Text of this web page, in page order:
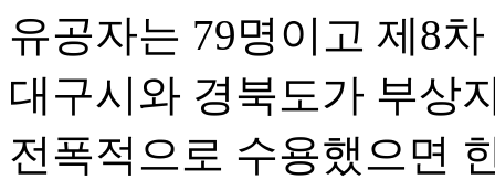
유공자는 79명이고 제8
대구시와 경북도가 부상
전폭적으로 수용했으면